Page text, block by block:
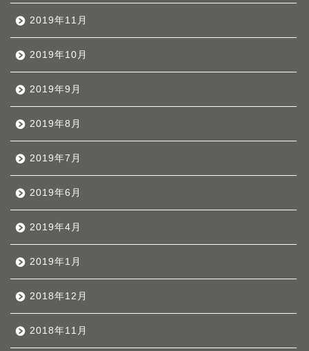
2019年11月
2019年10月
2019年9月
2019年8月
2019年7月
2019年6月
2019年4月
2019年1月
2018年12月
2018年11月